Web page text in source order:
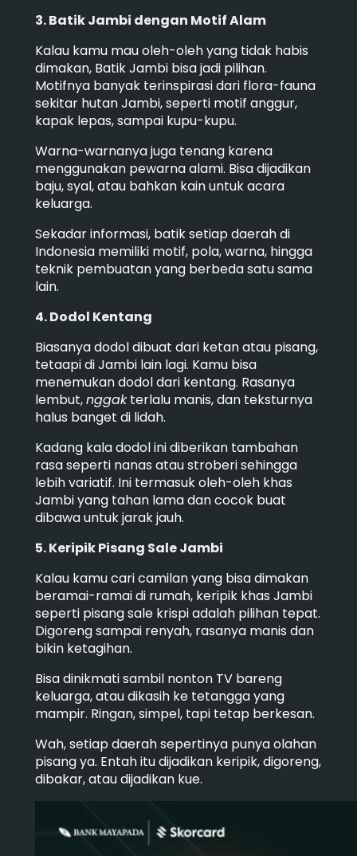
3. Batik Jambi dengan Motif Alam
Kalau kamu mau oleh-oleh yang tidak habis
dimakan, Batik Jambi bisa jadi pilihan.
Motifnya banyak terinspirasi dari flora-fauna
sekitar hutan Jambi, seperti motif anggur,
kapak lepas, sampai kupu-kupu.
Warna-warnanya juga tenang karena
menggunakan pewarna alami. Bisa dijadikan
baju, syal, atau bahkan kain untuk acara
keluarga.
Sekadar informasi, batik setiap daerah di
Indonesia memiliki motif, pola, warna, hingga
teknik pembuatan yang berbeda satu sama
lain.
4. Dodol Kentang
Biasanya dodol dibuat dari ketan atau pisang,
tetaapi di Jambi lain lagi. Kamu bisa
menemukan dodol dari kentang. Rasanya
lembut,nggakterlalu manis, dan teksturnya
halus banget di lidah.
Kadang kala dodol ini diberikan tambahan
rasa seperti nanas atau stroberi sehingga
lebih variatif. Ini termasuk oleh-oleh khas
Jambi yang tahan lama dan cocok buat
dibawa untuk jarak jauh.
5. Keripik Pisang Sale Jambi
Kalau kamu cari camilan yang bisa dimakan
beramai-ramai di rumah, keripik khas Jambi
seperti pisang sale krispi adalah pilihan tepat.
Digoreng sampai renyah, rasanya manis dan
bikin ketagihan.
Bisa dinikmati sambil nonton TV bareng
keluarga, atau dikasih ke tetangga yang
mampir. Ringan, simpel, tapi tetap berkesan.
Wah, setiap daerah sepertinya punya olahan
pisang ya. Entah itu dijadikan keripik, digoreng,
dibakar, atau dijadikan kue.